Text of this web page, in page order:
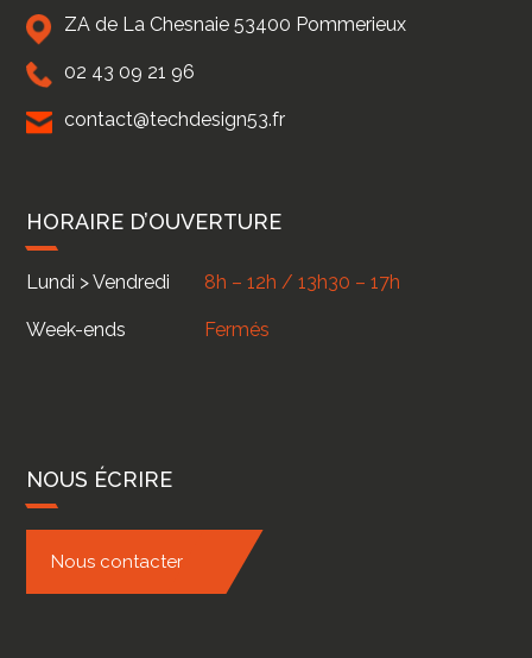
ZA de La Chesnaie 53400 Pommerieux
02 43 09 21 96
contact@techdesign53.fr
HORAIRE D’OUVERTURE
Lundi > Vendredi 8h – 12h / 13h30 – 17h
Week-ends Fermés
NOUS ÉCRIRE
Nous contacter